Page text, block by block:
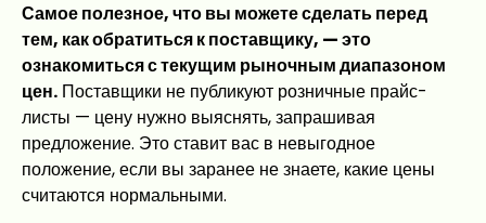
Самое полезное, что вы можете сделать перед
тем, как обратиться к поставщику, — это
ознакомиться с текущим рыночным диапазоном
цен. Поставщики не публикуют розничные прайс-
листы — цену нужно выяснять, запрашивая
предложение. Это ставит вас в невыгодное
положение, если вы заранее не знаете, какие цены
считаются нормальными.